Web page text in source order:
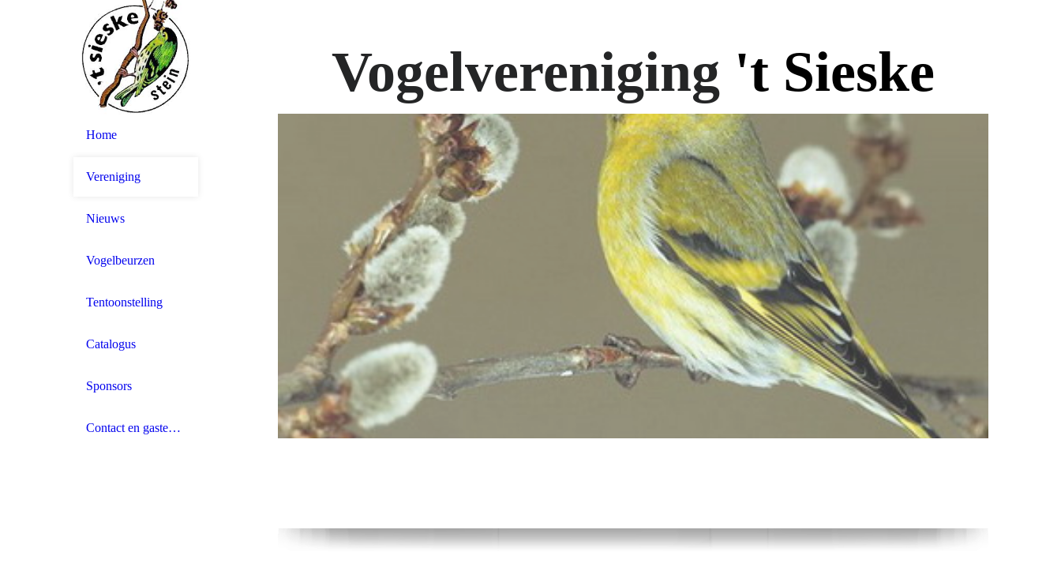
Vogelvereniging 't Sieske
Home
Vereniging
Nieuws
Vogelbeurzen
Tentoonstelling
Catalogus
Sponsors
Contact en gastenboek